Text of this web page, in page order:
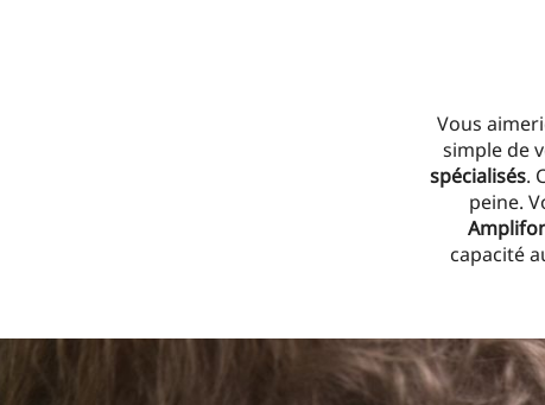
Vous
simple de
spécialisés.
peine.
capacité